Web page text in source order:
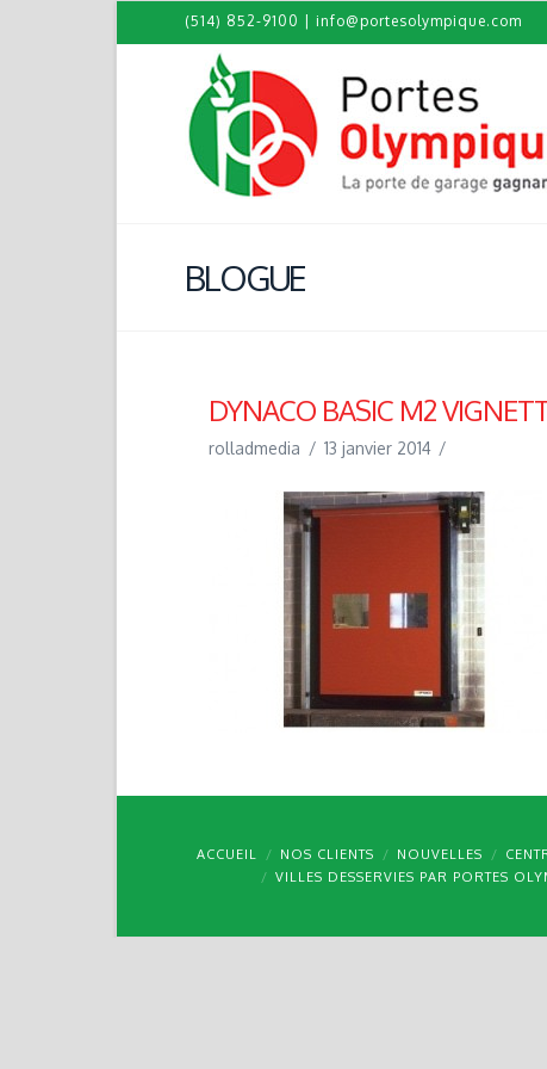
(514) 852-9100 info@portesolympique.com
BLOGUE
DYNACO BASIC M2
rolladmedia 13 janvier 2014
ACCUEIL NOS CLIENTS NOUVELLES
VILLES DESSERVIES PAR PORTES